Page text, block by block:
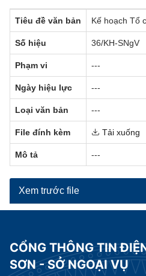
Tiêu đề văn bản Kế hoạch Tổ
Số hiệu 36/KH-SNgV
Phạm vi ---
Ngày hiệu lực ---
Loại văn bản ---
File đính kèm Tải xuống
Mô tả ---
Xem trước file
CỔNG THÔNG TIN
SƠN - SỞ NGOẠI VỤ